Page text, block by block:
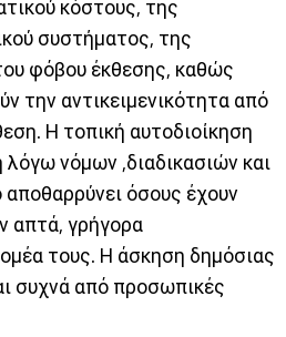
συστήματος, της
φόβου έκθεσης, καθώς
την αντικειμενικότητα από
Η τοπική αυτοδιοίκηση
λόγω νόμων ,διαδικασιών και
όσους έχουν
απτά, γρήγορα
τους. Η άσκηση δημόσιας
συχνά από προσωπικές